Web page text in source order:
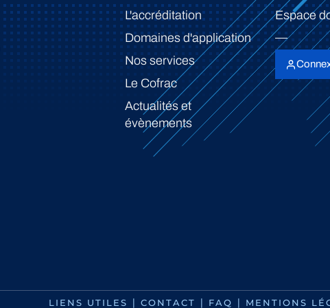
L'accréditation
Domaines d'application
Nos services
Le Cofrac
Actualités et
évènements
Espace
LIENS UTILES CONTACT FAQ MENTIONS